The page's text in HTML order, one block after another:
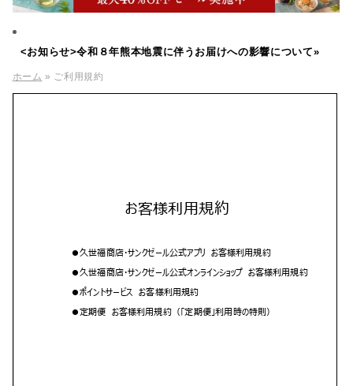
<お知らせ>令和８年熊本地震に伴うお届けへの影響について»
ホーム » ご利用規約